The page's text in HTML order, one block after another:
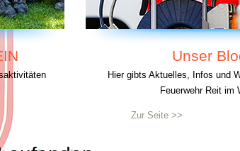
Unser
Hier gibts Aktuelles, Infos und
Feuerwehr Reit im
Zur Seite >>